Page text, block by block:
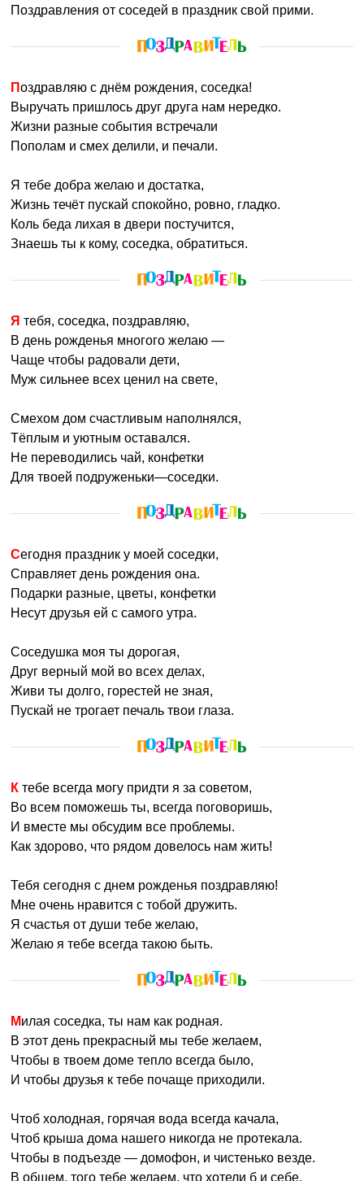
Поздравления от соседей в праздник свой прими.
Поздравляю с днём рождения, соседка!
Выручать пришлось друг друга нам нередко.
Жизни разные события встречали
Пополам и смех делили, и печали.
Я тебе добра желаю и достатка,
Жизнь течёт пускай спокойно, ровно, гладко.
Коль беда лихая в двери постучится,
Знаешь ты к кому, соседка, обратиться.
Я тебя, соседка, поздравляю,
В день рожденья многого желаю —
Чаще чтобы радовали дети,
Муж сильнее всех ценил на свете,
Смехом дом счастливым наполнялся,
Тёплым и уютным оставался.
Не переводились чай, конфетки
Для твоей подруженьки—соседки.
Сегодня праздник у моей соседки,
Справляет день рождения она.
Подарки разные, цветы, конфетки
Несут друзья ей с самого утра.
Соседушка моя ты дорогая,
Друг верный мой во всех делах,
Живи ты долго, горестей не зная,
Пускай не трогает печаль твои глаза.
К тебе всегда могу придти я за советом,
Во всем поможешь ты, всегда поговоришь,
И вместе мы обсудим все проблемы.
Как здорово, что рядом довелось нам жить!
Тебя сегодня с днем рожденья поздравляю!
Мне очень нравится с тобой дружить.
Я счастья от души тебе желаю,
Желаю я тебе всегда такою быть.
Милая соседка, ты нам как родная.
В этот день прекрасный мы тебе желаем,
Чтобы в твоем доме тепло всегда было,
И чтобы друзья к тебе почаще приходили.
Чтоб холодная, горячая вода всегда качала,
Чтоб крыша дома нашего никогда не протекала.
Чтобы в подъезде — домофон, и чистенько везде.
В общем, того тебе желаем, что хотели б и себе.